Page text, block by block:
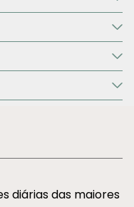
diárias das maiores